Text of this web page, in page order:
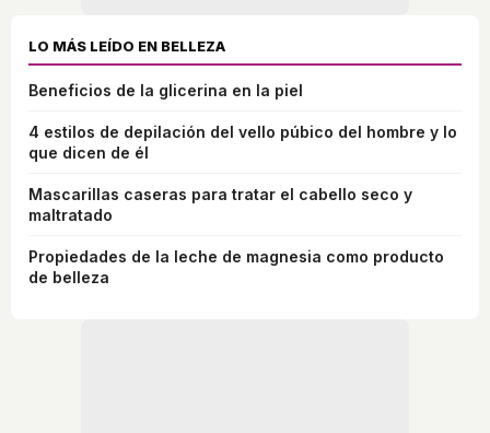
LO MÁS LEÍDO EN BELLEZA
Beneficios de la glicerina en la piel
4 estilos de depilación del vello púbico del hombre y lo
que dicen de él
Mascarillas caseras para tratar el cabello seco y
maltratado
Propiedades de la leche de magnesia como producto
de belleza